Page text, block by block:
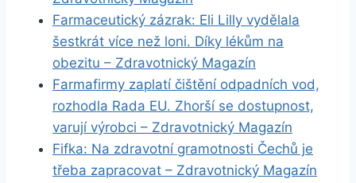
Farmaceutický zázrak: Eli Lilly vydělala
šestkrát více než loni. Díky lékům na
obezitu – Zdravotnický Magazín
Farmafirmy zaplatí čištění odpadních vod,
rozhodla Rada EU. Zhorší se dostupnost,
varují výrobci – Zdravotnický Magazín
Fifka: Na zdravotní gramotnosti Čechů je
třeba zapracovat – Zdravotnický Magazín